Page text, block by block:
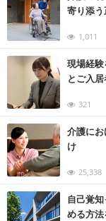
寄り添
1,011
現場経
とご入
321
介護に
け
25,338
自己覚
める方